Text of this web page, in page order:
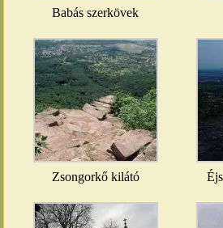
Babás szerkövek
Zsongorkő kilátó